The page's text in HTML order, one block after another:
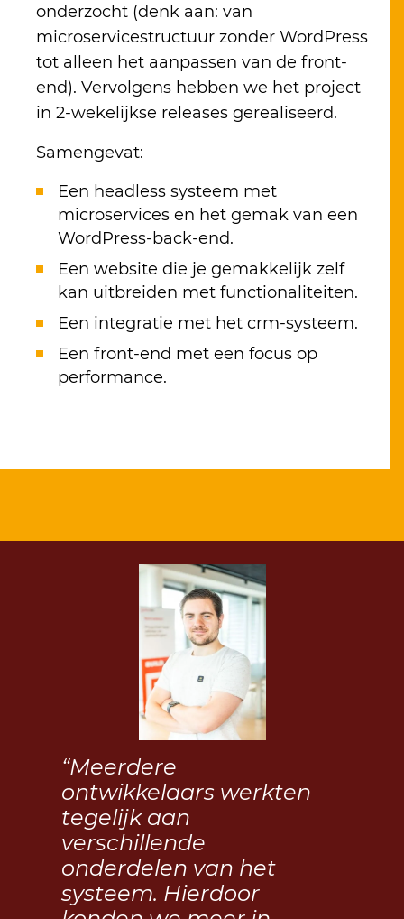
onderzocht (denk aan: van
microservicestructuur zonder WordPress
tot alleen het aanpassen van de front-
end). Vervolgens hebben we het project
in 2-wekelijkse releases gerealiseerd.
Samengevat:
Een headless systeem met
microservices en het gemak van een
WordPress-back-end.
Een website die je gemakkelijk zelf
kan uitbreiden met functionaliteiten.
Een integratie met het crm-systeem.
Een front-end met een focus op
performance.
“Meerdere
ontwikkelaars werkten
tegelijk aan
verschillende
onderdelen van het
systeem. Hierdoor